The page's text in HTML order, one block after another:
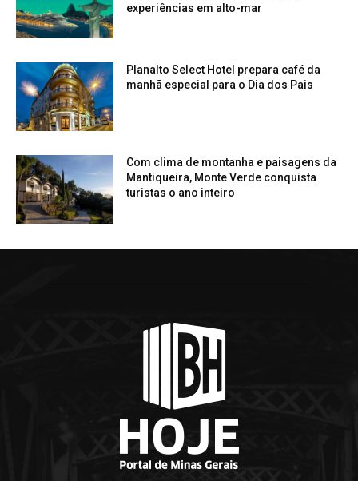
experiências em alto-mar
Planalto Select Hotel prepara café da
manhã especial para o Dia dos Pais
Com clima de montanha e paisagens da
Mantiqueira, Monte Verde conquista
turistas o ano inteiro